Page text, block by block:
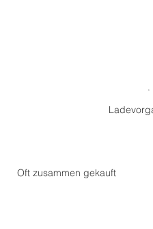
Oft zusammen gekauft